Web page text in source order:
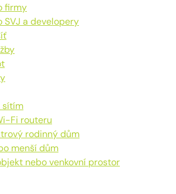
firmy
SVJ a developery
sítím
Fi routeru
rodinný dům
menší dům
nebo venkovní prostor